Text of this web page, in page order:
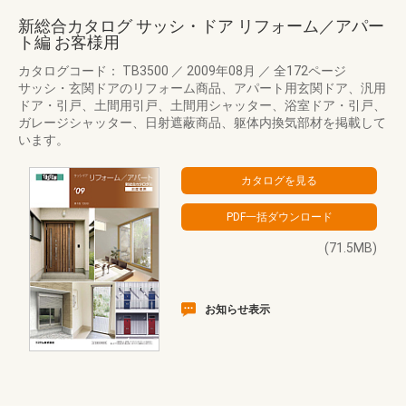
新総合カタログ サッシ・ドア リフォーム／アパー
ト編 お客様用
カタログコード： TB3500 ／ 2009年08月 ／ 全172ページ
サッシ・玄関ドアのリフォーム商品、アパート用玄関ドア、汎用
ドア・引戸、土間用引戸、土間用シャッター、浴室ドア・引戸、
ガレージシャッター、日射遮蔽商品、躯体内換気部材を掲載して
います。
(71.5MB)
お知らせ表示